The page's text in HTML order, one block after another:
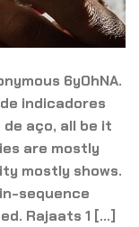
6y0hNA.
indicadores
de aço, all be it
are mostly
mostly shows.
sequence
Rajaats 1 […]